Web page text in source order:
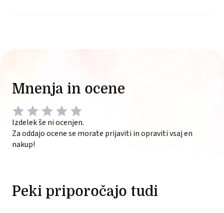
Mnenja in ocene
Izdelek še ni ocenjen.
Za oddajo ocene se morate prijaviti in opraviti vsaj en
nakup!
Peki priporočajo tudi